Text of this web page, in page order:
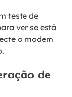
teste de
ver se está
o modem
de